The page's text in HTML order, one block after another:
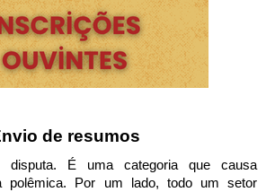
de resumos
É uma categoria que causa
polêmica. Por um lado, todo um setor